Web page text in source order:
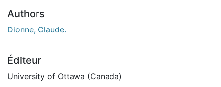
Authors
Dionne, Claude.
Éditeur
University of Ottawa (Canada)